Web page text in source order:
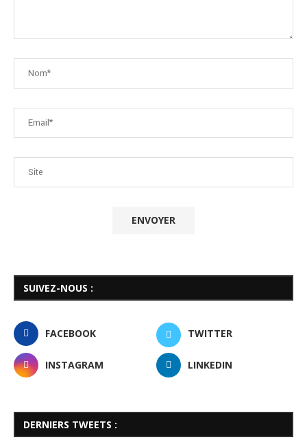
SUIVEZ-NOUS :
FACEBOOK TWITTER
INSTAGRAM LINKEDIN
DERNIERS TWEETS :